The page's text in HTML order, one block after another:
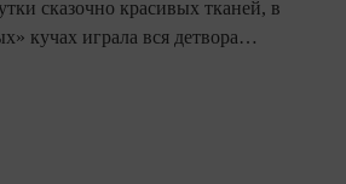
сказочно красивых тканей, в
кучах играла вся детвора…